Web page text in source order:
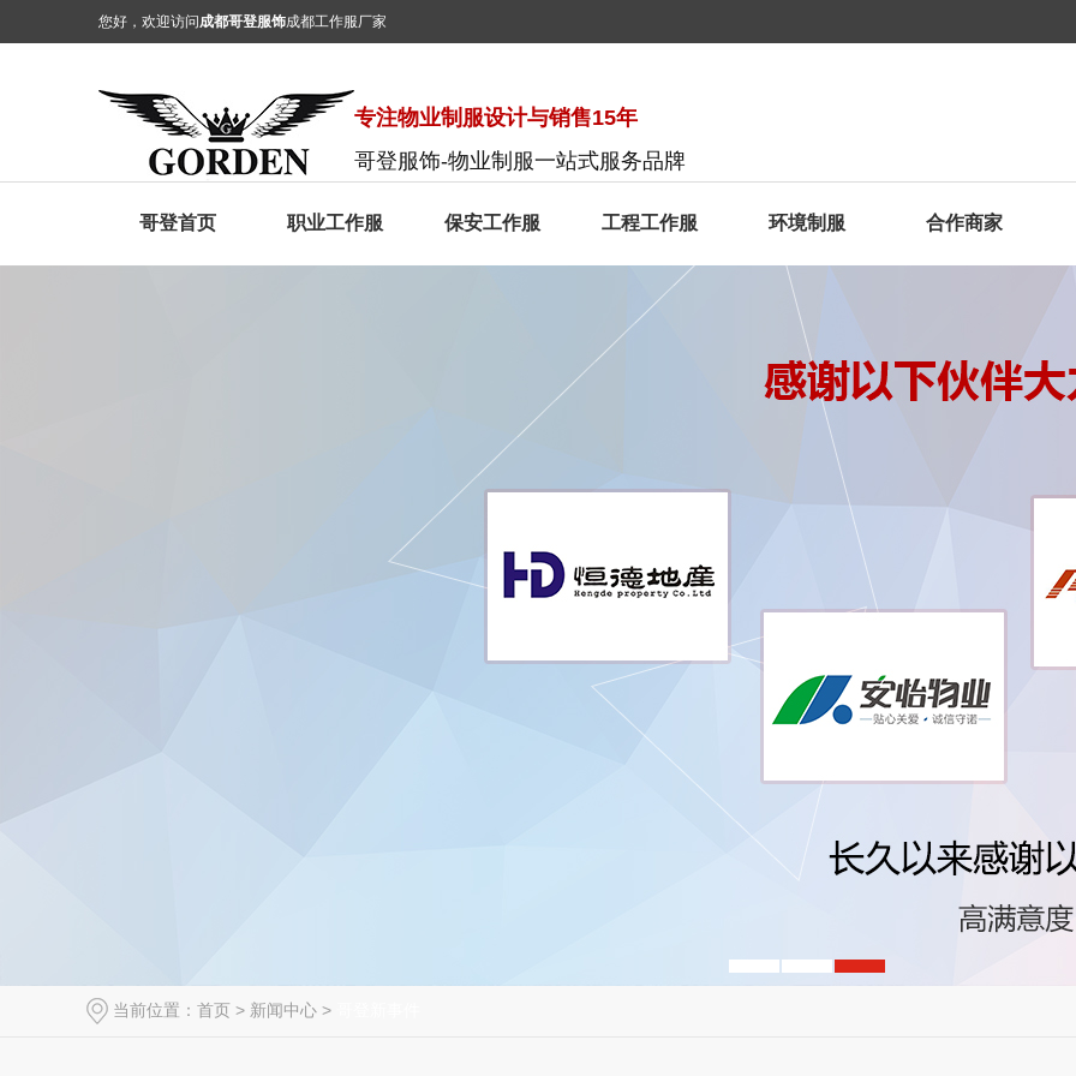
您好，欢迎访问成都哥登服饰成都工作服厂家
专注物业制服设计与销售15年
哥登服饰-物业制服一站式服务品牌
哥登首页 职业工作服 保安工作服 工程工作服 环境制服 合作商家
当前位置： 首页 > 新闻中心 >